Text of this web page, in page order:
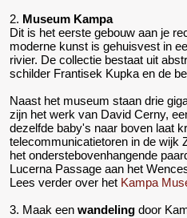
2. Museum Kampa
Dit is het eerste gebouw aan je
moderne kunst is gehuisvest in
rivier. De collectie bestaat uit
schilder Frantisek Kupka en de
Naast het museum staan drie
zijn het werk van David Cerny,
dezelfde baby's naar boven laat
telecommunicatietoren in de wijk
het onderstebovenhangende
Lucerna Passage aan het
Lees verder over het Kampa
3. Maak een wandeling door